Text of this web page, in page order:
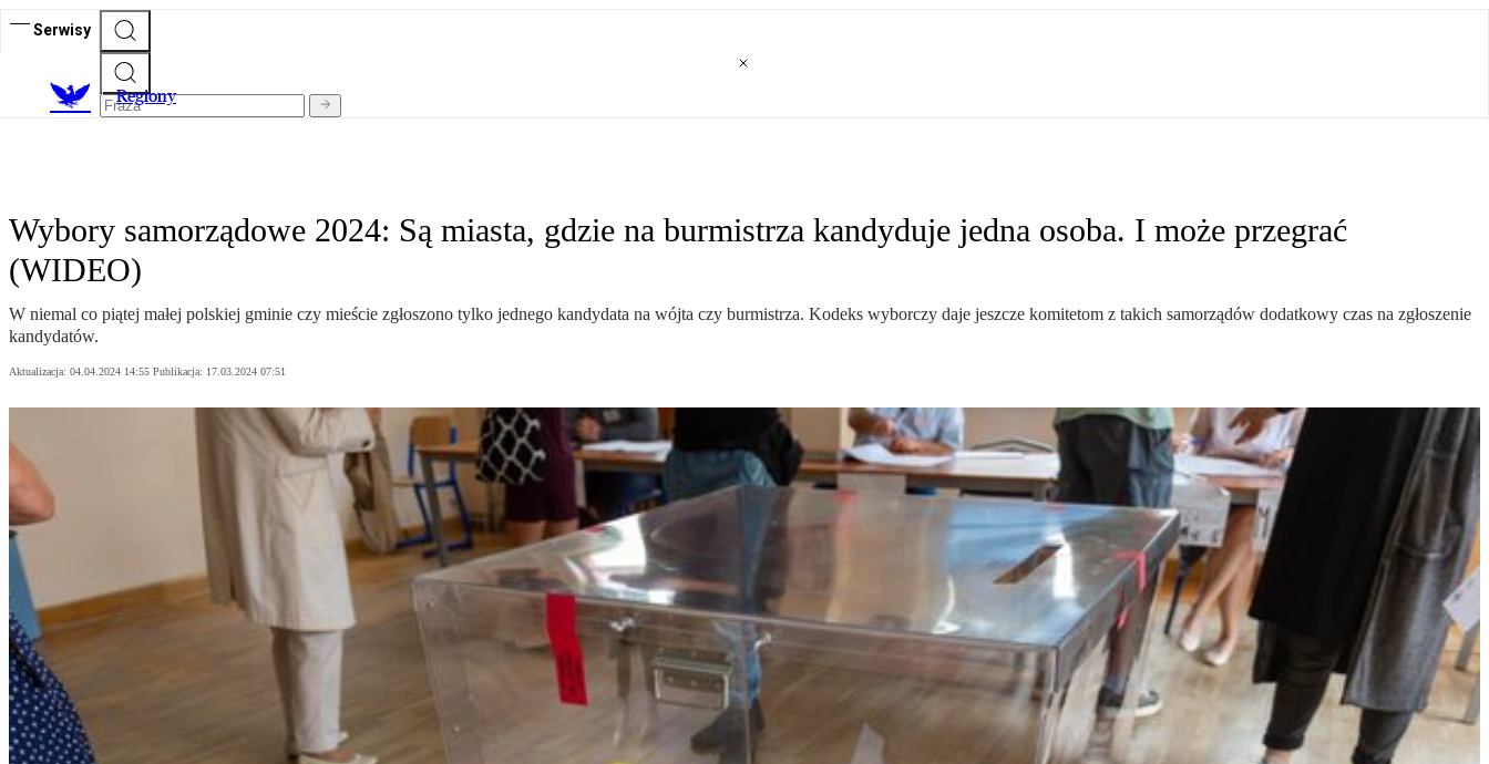
Serwisy
Regiony
Wybory samorządowe 2024: Są miasta, gdzie na burmistrza kandyduje jedna osoba. I może przegrać
(WIDEO)
W niemal co piątej małej polskiej gminie czy mieście zgłoszono tylko jednego kandydata na wójta czy burmistrza. Kodeks wyborczy daje jeszcze komitetom z takich samorządów dodatkowy czas na zgłoszenie
kandydatów.
Aktualizacja: 04.04.2024 14:55 Publikacja: 17.03.2024 07:51